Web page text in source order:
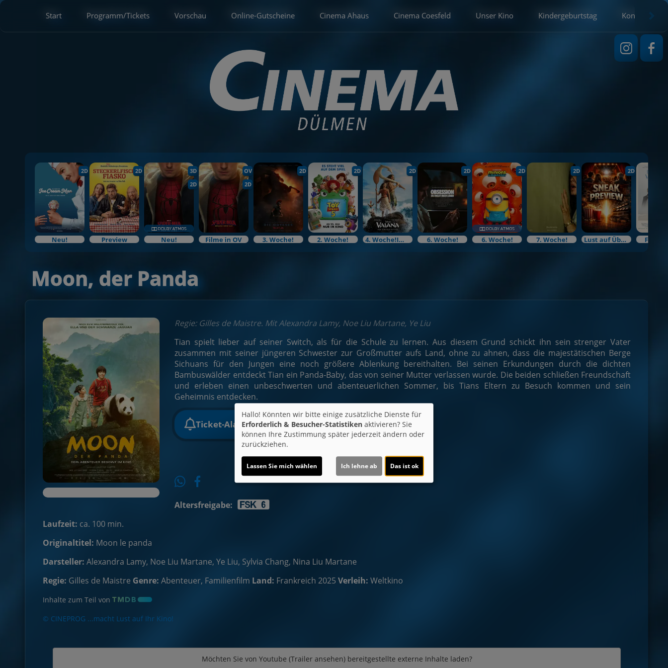
Start Programm/Tickets Vorschau Online-Gutscheine Cinema Ahaus Cinema Coesfeld Unser Kino Kindergeburtstag Kontakt
2D
Neu!
2D
Preview
3D
2D
Neu!
OV
2D
Filme in OV
2D
3. Woche!
2D
2. Woche!
2D
4. Woche!Im Bundesstart
2D
6. Woche!
2D
6. Woche!
2D
7. Woche!
2D
Lust auf Überraschung?
Moon, der Panda
Regie: Gilles de Maistre. Mit Alexandra Lamy, Noe Liu Martane, Ye Liu
Tian spielt lieber auf seiner Switch, als für die Schule zu lernen. Aus diesem Grund schickt ihn sein strenger Vater
zusammen mit seiner jüngeren Schwester zur Großmutter aufs Land, ohne zu ahnen, dass die majestätischen Berge
Sichuans für den Jungen eine noch größere Ablenkung bereithalten. Bei seinen Erkundungen durch die dichten
Bambuswälder entdeckt Tian ein Panda-Baby, das von seiner Mutter verlassen wurde. Die beiden schließen Freundschaft
und erleben einen unbeschwerten und abenteuerlichen Sommer, bis Tians Eltern zu Besuch kommen und sein
Geheimnis entdecken.
Ticket-Alarm
Altersfreigabe:
Laufzeit: ca. 100 min.
Originaltitel: Moon le panda
Darsteller: Alexandra Lamy, Noe Liu Martane, Ye Liu, Sylvia Chang, Nina Liu Martane
Regie: Gilles de Maistre Genre: Abenteuer, Familienfilm Land: Frankreich 2025Verleih: Weltkino
Inhalte zum Teil von
© CINEPROG ...macht Lust auf Ihr Kino!
Möchten Sie von Youtube (Trailer ansehen)bereitgestellte externe Inhalte laden?
Hallo! Könnten wir bitte einige zusätzliche Dienste für
Erforderlich & Besucher-Statistiken aktivieren? Sie
können Ihre Zustimmung später jederzeit ändern oder
zurückziehen.
Lassen Sie mich wählen Ich lehne ab Das ist ok